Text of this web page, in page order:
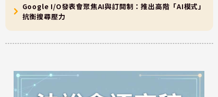
Google I/O發表會聚焦AI與訂閱制：推出高階「AI模式」
抗衡搜尋壓力